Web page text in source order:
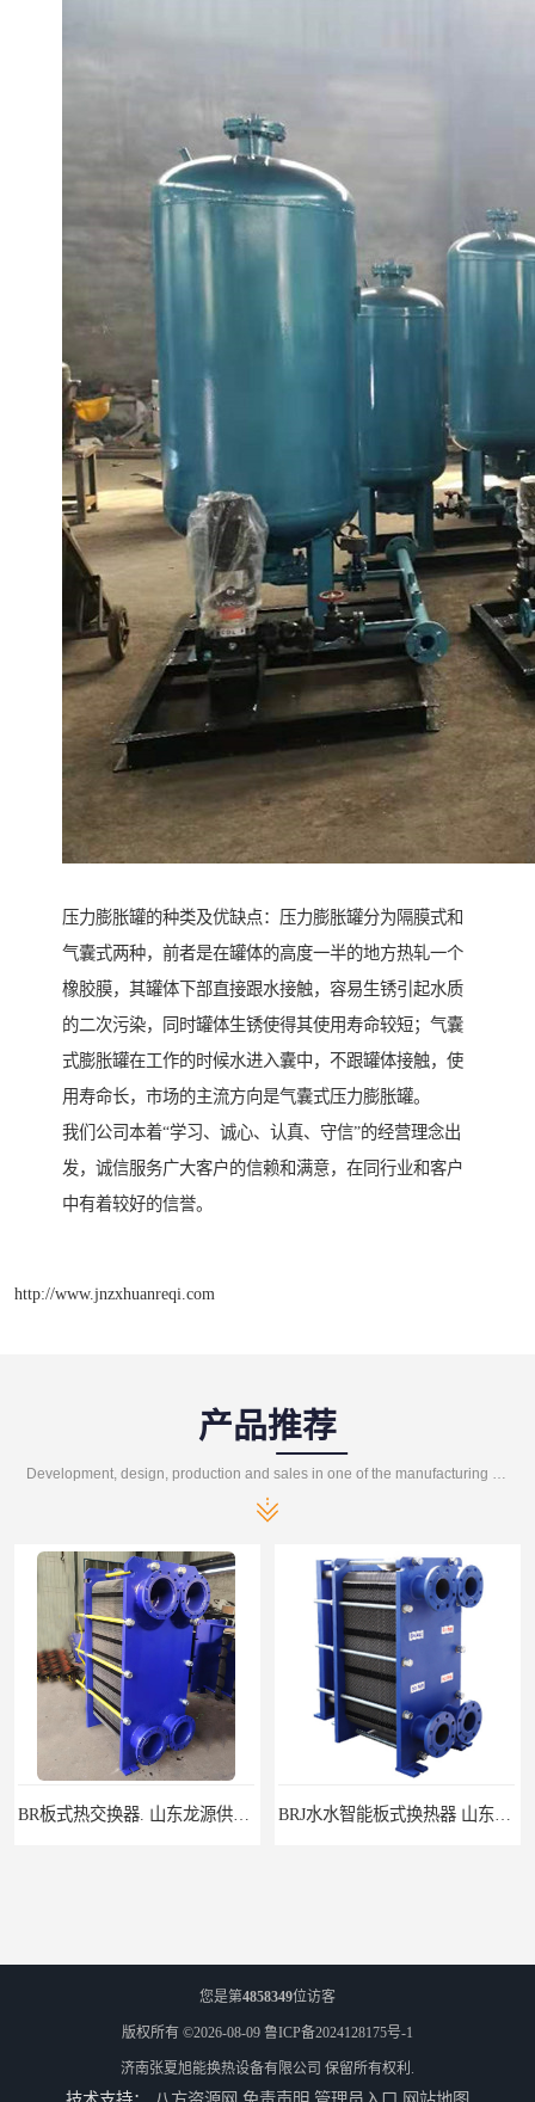
压力膨胀罐的种类及优缺点：压力膨胀罐分为隔膜式和
气囊式两种，前者是在罐体的高度一半的地方热轧一个
橡胶膜，其罐体下部直接跟水接触，容易生锈引起水质
的二次污染，同时罐体生锈使得其使用寿命较短；气囊
式膨胀罐在工作的时候水进入囊中，不跟罐体接触，使
用寿命长，市场的主流方向是气囊式压力膨胀罐。
我们公司本着“学习、诚心、认真、守信”的经营理念出
发，诚信服务广大客户的信赖和满意，在同行业和客户
中有着较好的信誉。
http://www.jnzxhuanreqi.com
产品推荐
BR0.86板式换热器_山东水龙王公司
您是第4858349位访客
版权所有 ©2026-08-09 鲁ICP备2024128175号-1
济南张夏旭能换热设备有限公司 保留所有权利.